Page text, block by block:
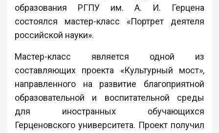
образования РГПУ им. А. И. Герцена
состоялся мастер-класс «Портрет деятеля
российской науки».
Мастер-класс является одной из
составляющих проекта «Культурный мост»,
направленного на развитие благоприятной
образовательной и воспитательной среды
для иностранных обучающихся
Герценовского университета. Проект получил